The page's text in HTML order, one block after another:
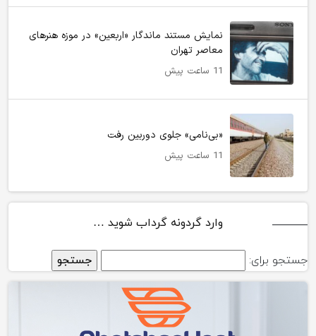
نمایش مستند ماندگار «اربعین» در موزه هنرهای
معاصر تهران
11 ساعت پیش
«بی‌نامی» جلوی دوربین رفت
11 ساعت پیش
وارد گردونه گرداب شوید …
جستجو برای: